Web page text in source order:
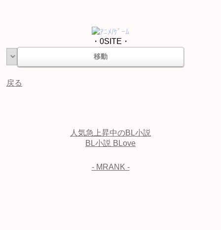
ｱﾆﾒ/ｹﾞｰﾑ
・0SITE・
戻る
人気急上昇中のBL小説
BL小説 BLove
- MRANK -